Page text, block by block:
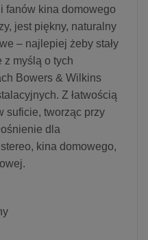
fanów kina domowego
jest piękny, naturalny
– najlepiej żeby stały
z myślą o tych
Bowers & Wilkins
Z łatwością
suficie, tworząc przy
dla
kina domowego,